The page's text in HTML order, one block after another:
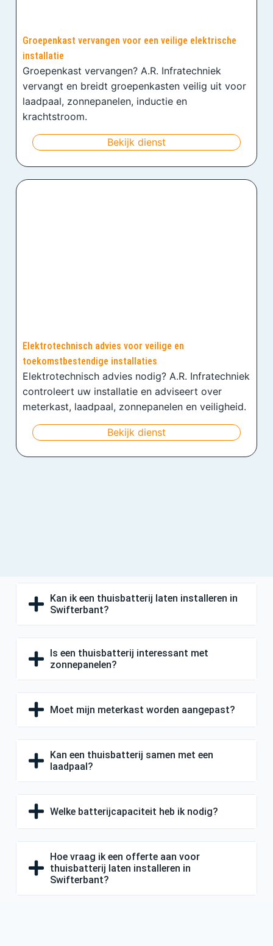
Groepenkast vervangen voor een veilige elektrische
installatie
Groepenkast vervangen? A.R. Infratechniek
vervangt en breidt groepenkasten veilig uit voor
laadpaal, zonnepanelen, inductie en
krachtstroom.
Bekijk dienst
Elektrotechnisch advies voor veilige en
toekomstbestendige installaties
Elektrotechnisch advies nodig? A.R. Infratechniek
controleert uw installatie en adviseert over
meterkast, laadpaal, zonnepanelen en veiligheid.
Bekijk dienst
Kan ik een thuisbatterij laten installeren in
Swifterbant?
Is een thuisbatterij interessant met
zonnepanelen?
Moet mijn meterkast worden aangepast?
Kan een thuisbatterij samen met een
laadpaal?
Welke batterijcapaciteit heb ik nodig?
Hoe vraag ik een offerte aan voor
thuisbatterij laten installeren in
Swifterbant?